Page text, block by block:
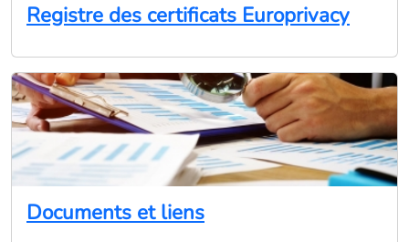
Registre des certificats Europrivacy
Documents et liens